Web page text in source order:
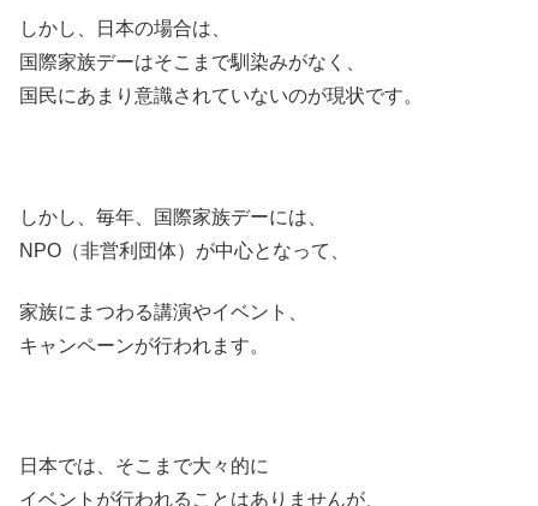
しかし、日本の場合は、
国際家族デーはそこまで馴染みがなく、
国民にあまり意識されていないのが現状です。
しかし、毎年、国際家族デーには、
NPO（非営利団体）が中心となって、
家族にまつわる講演やイベント、
キャンペーンが行われます。
日本では、そこまで大々的に
イベントが行われることはありませんが、